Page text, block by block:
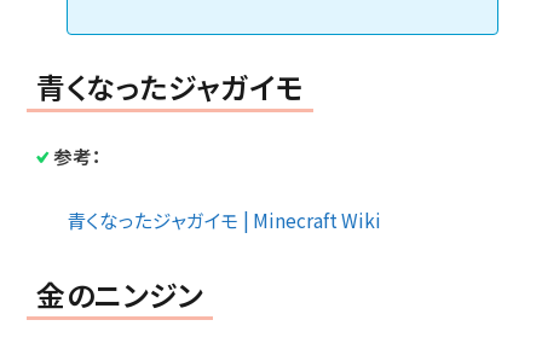
青くなったジャガイモ
参考：
青くなったジャガイモ | Minecraft Wiki
金のニンジン